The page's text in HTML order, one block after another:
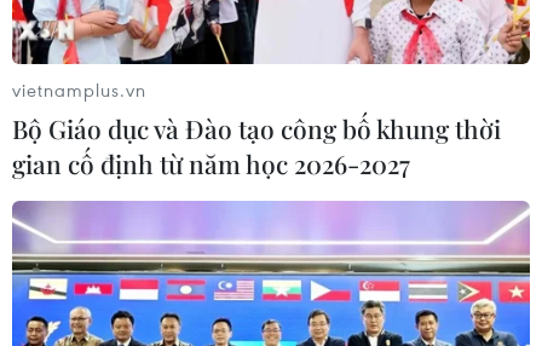
Kiểm soát rác thải từ nguồn - Giải
pháp bảo vệ kênh rạch TP Hồ Chí
Minh trong mùa mưa
07/08/2026 04:47
Miền Bắc giảm mưa từ đêm
nay, cuối tuần chuyển nắng nóng
07/08/2026 04:41
vietnamplus.vn
Bộ Giáo dục và Đào tạo công bố khung thời
gian cố định từ năm học 2026-2027